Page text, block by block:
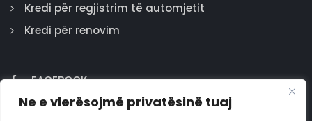
Ne e vlerësojmë privatësinë tuaj
Kredi për regjistrim të automjetit
Kredi për renovim
FACEBOOK
GOOGLE